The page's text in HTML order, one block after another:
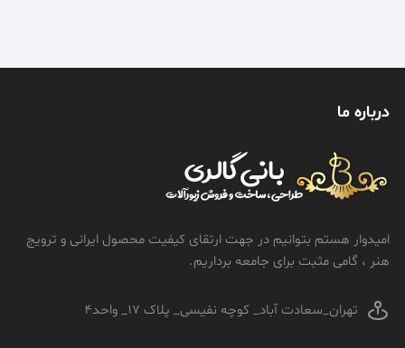
درباره ما
امیدوار هستم بتوانیم در جهت ارتقای کیفیت محصول ایرانی و ترویج
هنر ، گامی مثبت برای جامعه برداریم.
تهران_سعادت آباد_ کوچه نفیسی_ پلاک 17_ واحد4